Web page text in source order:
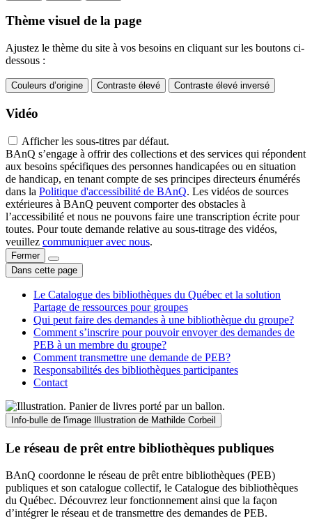
Thème visuel de la page
Ajustez le thème du site à vos besoins en cliquant sur les boutons ci-
dessous :
Couleurs d’origine Contraste élevé Contraste élevé inversé
Vidéo
Afficher les sous-titres par défaut.
BAnQ s’engage à offrir des collections et des services qui répondent
aux besoins spécifiques des personnes handicapées ou en situation
de handicap, en tenant compte de ses principes directeurs énumérés
dans la Politique d'accessibilité de BAnQ. Les vidéos de sources
extérieures à BAnQ peuvent comporter des obstacles à
l’accessibilité et nous ne pouvons faire une transcription écrite pour
toutes. Pour toute demande relative au sous-titrage des vidéos,
veuillez communiquer avec nous.
Fermer
Dans cette page
Le Catalogue des bibliothèques du Québec et la solution
Partage de ressources pour groupes
Qui peut faire des demandes à une bibliothèque du groupe?
Comment s’inscrire pour pouvoir envoyer des demandes de
PEB à un membre du groupe?
Comment transmettre une demande de PEB?
Responsabilités des bibliothèques participantes
Contact
Info-bulle de l'image Illustration de Mathilde Corbeil
Le réseau de prêt entre bibliothèques publiques
BAnQ coordonne le réseau de prêt entre bibliothèques (PEB)
publiques et son catalogue collectif, le Catalogue des bibliothèques
du Québec. Découvrez leur fonctionnement ainsi que la façon
d’intégrer le réseau et de transmettre des demandes de PEB.